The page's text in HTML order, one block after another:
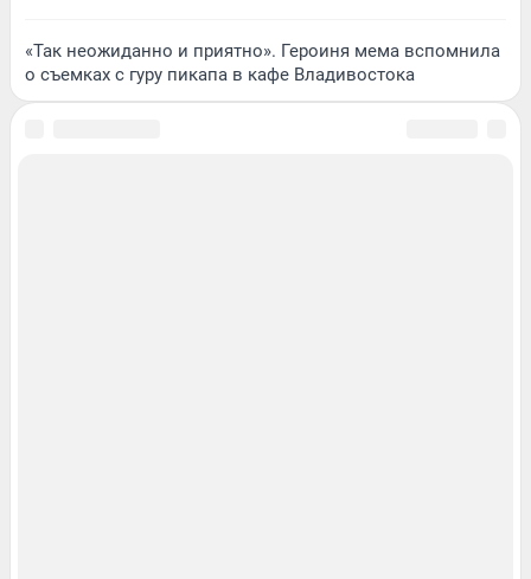
«Так неожиданно и приятно». Героиня мема вспомнила
о съемках с гуру пикапа в кафе Владивостока